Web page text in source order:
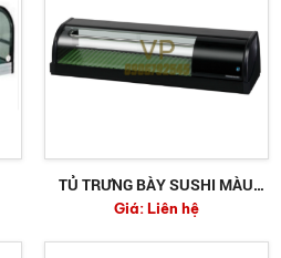
TỦ TRƯNG BÀY SUSHI MÀU
ĐEN HOSHIZAKI HNC-150BE-R-
B
Giá:Liên hệ